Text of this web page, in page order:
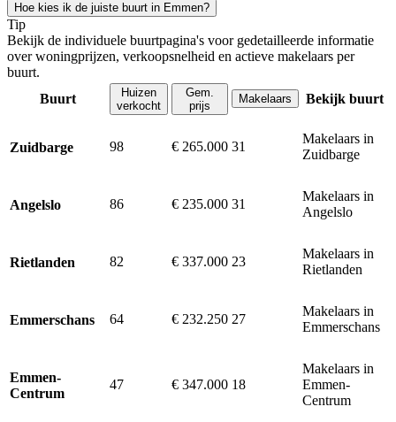
Hoe kies ik de juiste buurt in Emmen?
Tip
Bekijk de individuele buurtpagina's voor gedetailleerde informatie
over woningprijzen, verkoopsnelheid en actieve makelaars per
buurt.
Buurt
Huizen
verkocht
Gem.
prijs
Makelaars Bekijk buurt
Zuidbarge 98 € 265.000 31
Makelaars in
Zuidbarge
Angelslo 86 € 235.000 31
Makelaars in
Angelslo
Rietlanden 82 € 337.000 23
Makelaars in
Rietlanden
Emmerschans 64 € 232.250 27
Makelaars in
Emmerschans
Emmen-
Centrum
47 € 347.000 18
Makelaars in
Emmen-
Centrum